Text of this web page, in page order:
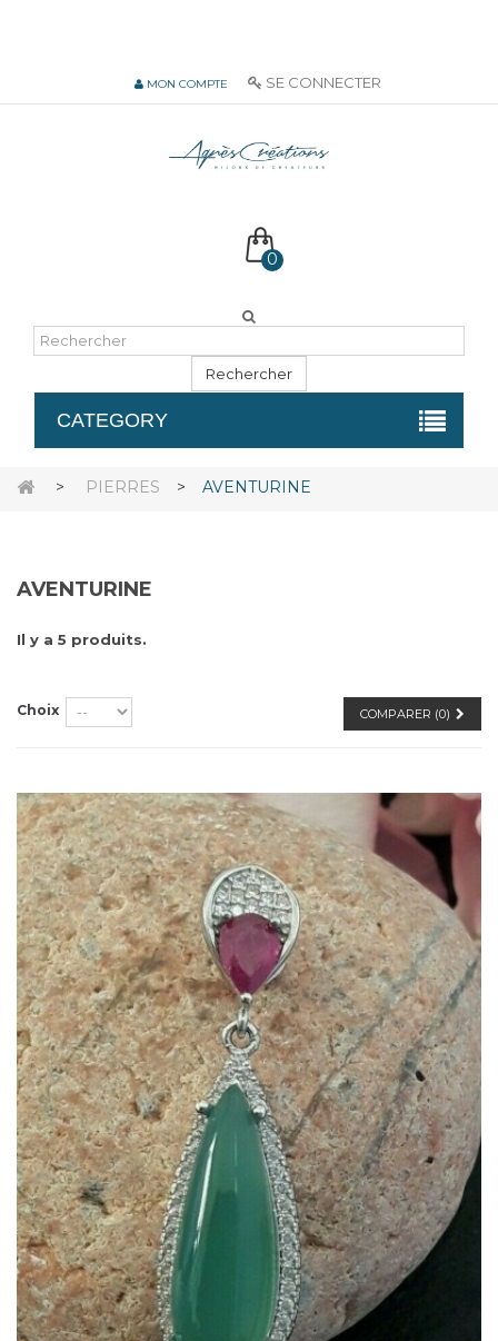
MON COMPTE SE CONNECTER
0
Rechercher
CATEGORY
> PIERRES > AVENTURINE
AVENTURINE
Il y a 5 produits.
COMPARER (0)
Choix
Dans mon panier
APERÇU RAPIDE